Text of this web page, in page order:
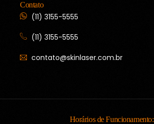
Contato
(11) 3155-5555
(11) 3155-5555
contato@skinlaser.com.br
Horários de Funcionamento: